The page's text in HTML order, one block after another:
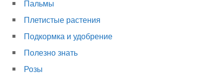
Пальмы
Плетистые растения
Подкормка и удобрение
Полезно знать
Розы